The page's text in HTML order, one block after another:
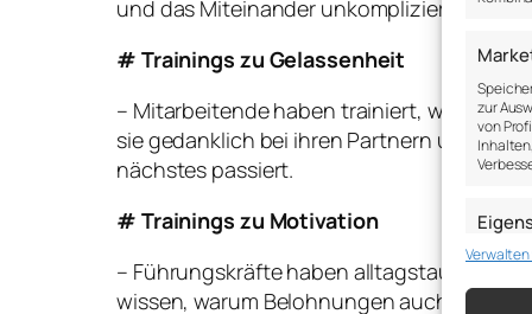
zur
von
und das Miteinander unkomplizierter
# Trainings zu Gelassenheit
– Mitarbeitende haben trainiert, wie sie
sie gedanklich bei ihren Partnern und
nächstes passiert.
# Trainings zu Motivation
– Führungskräfte haben alltagstaugliche
wissen, warum Belohnungen auch